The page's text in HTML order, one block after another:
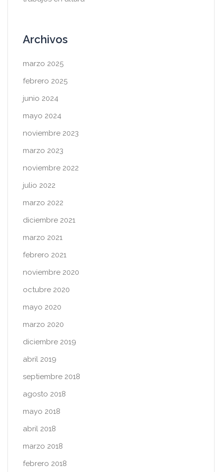
Archivos
marzo 2025
febrero 2025
junio 2024
mayo 2024
noviembre 2023
marzo 2023
noviembre 2022
julio 2022
marzo 2022
diciembre 2021
marzo 2021
febrero 2021
noviembre 2020
octubre 2020
mayo 2020
marzo 2020
diciembre 2019
abril 2019
septiembre 2018
agosto 2018
mayo 2018
abril 2018
marzo 2018
febrero 2018